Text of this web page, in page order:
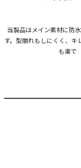
当製品はメイン素材に防
す。型崩れもしにくく、
も楽で